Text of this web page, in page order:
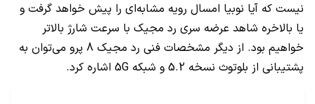
نیست که آیا نوبیا امسال رویه مشابه‌ای را پیش خواهد گرفت و
یا بالاخره شاهد عرضه سری رد مجیک با سرعت شارژ بالاتر
خواهیم بود. از دیگر مشخصات فنی رد مجیک 8 پرو می‌توان به
پشتیبانی از بلوتوث نسخه 5.2 و شبکه
5G اشاره کرد.